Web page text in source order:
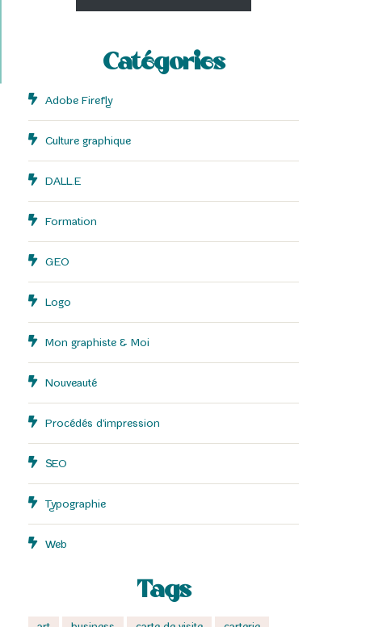
Catégories
Adobe Firefly
Culture graphique
DALL.E
Formation
GEO
Logo
Mon graphiste & Moi
Nouveauté
Procédés d'impression
SEO
Typographie
Web
Tags